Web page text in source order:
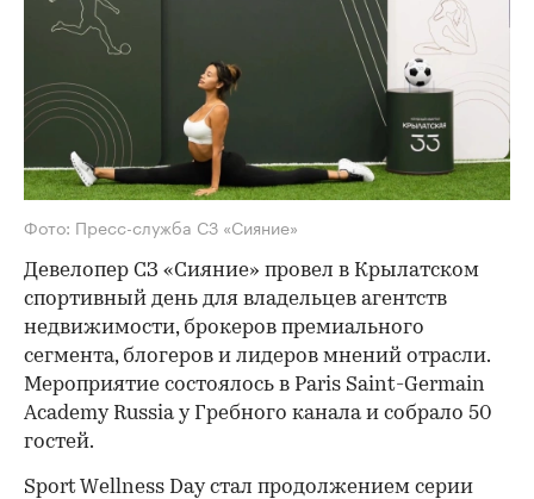
Фото: Пресс-служба СЗ «Сияние»
Девелопер СЗ «Сияние» провел в Крылатском
спортивный день для владельцев агентств
недвижимости, брокеров премиального
сегмента, блогеров и лидеров мнений отрасли.
Мероприятие состоялось в Paris Saint-Germain
Academy Russia у Гребного канала и собрало 50
гостей.
Sport Wellness Day стал продолжением серии